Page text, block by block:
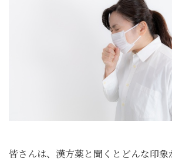
皆さんは、漢方薬と聞くとどんな印